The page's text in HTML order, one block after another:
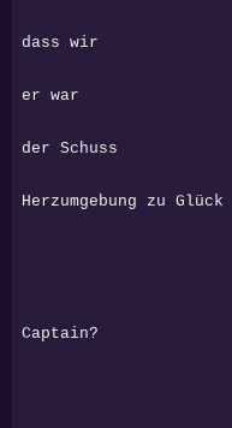
Ich hätte
dass wir
ihn retten
er war
stark,
der Schuss
Herzumgebung zu Glück
Und was
Captain?
Ich weiß